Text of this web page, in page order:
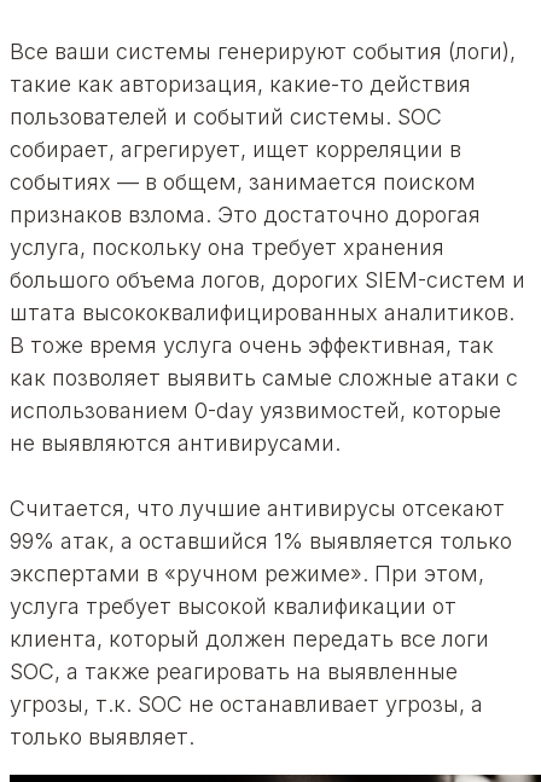
Все ваши системы генерируют события (логи),
такие как авторизация, какие-то действия
пользователей и событий системы. SOC
собирает, агрегирует, ищет корреляции в
событиях — в общем, занимается поиском
признаков взлома. Это достаточно дорогая
услуга, поскольку она требует хранения
большого объема логов, дорогих SIEM-систем и
штата высококвалифицированных аналитиков.
В тоже время услуга очень эффективная, так
как позволяет выявить самые сложные атаки с
использованием 0-day уязвимостей, которые
не выявляются антивирусами.
Считается, что лучшие антивирусы отсекают
99% атак, а оставшийся 1% выявляется только
экспертами в «ручном режиме». При этом,
услуга требует высокой квалификации от
клиента, который должен передать все логи
SOC, а также реагировать на выявленные
угрозы, т.к. SOC не останавливает угрозы, а
только выявляет.